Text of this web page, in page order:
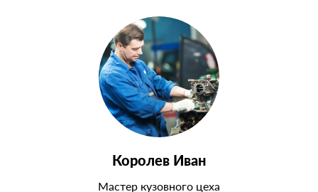
Королев Иван
Мастер кузовного цеха